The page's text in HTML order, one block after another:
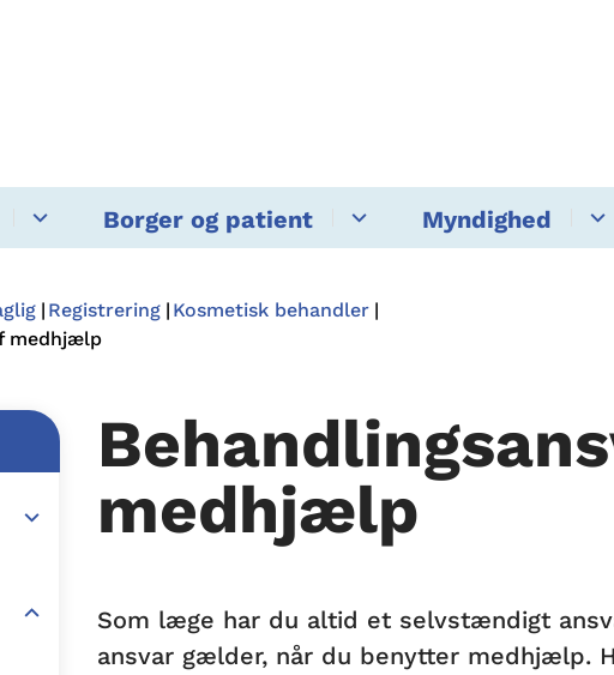
Borger og patient Myndighed
Registrering Kosmetisk behandler
medhjælp
medhjælp
Som læge har du altid et selvstændigt
ansvar gælder, når du benytter medhjælp.